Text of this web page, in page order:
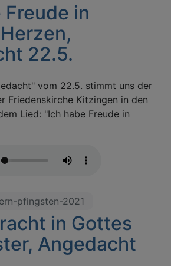
in
22.5.
vom 22.5. stimmt uns der
Friedenskirche Kitzingen in den
Lied: "Ich habe Freude in
pfingsten-2021
in Gottes
Angedacht